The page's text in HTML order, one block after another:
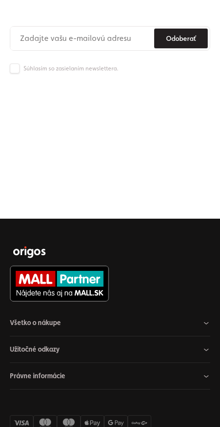
Odoberať
Súhlasím so zasielaním newslettera.
Všetko o nákupe
Užitočné odkazy
Právne informácie